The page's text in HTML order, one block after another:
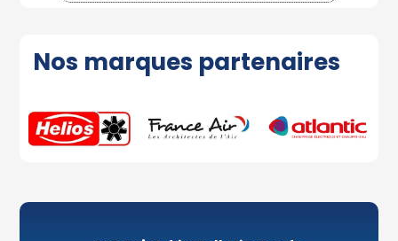
Nos marques partenaires